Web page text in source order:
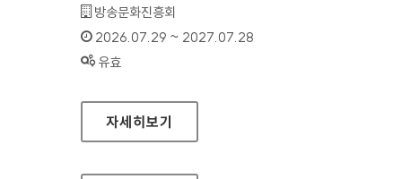
기관명 :
방송문화진흥회
인증기간 :
2026.07.29 ~ 2027.07.28
상태 :
유효
방송문화진흥회
자세히보기